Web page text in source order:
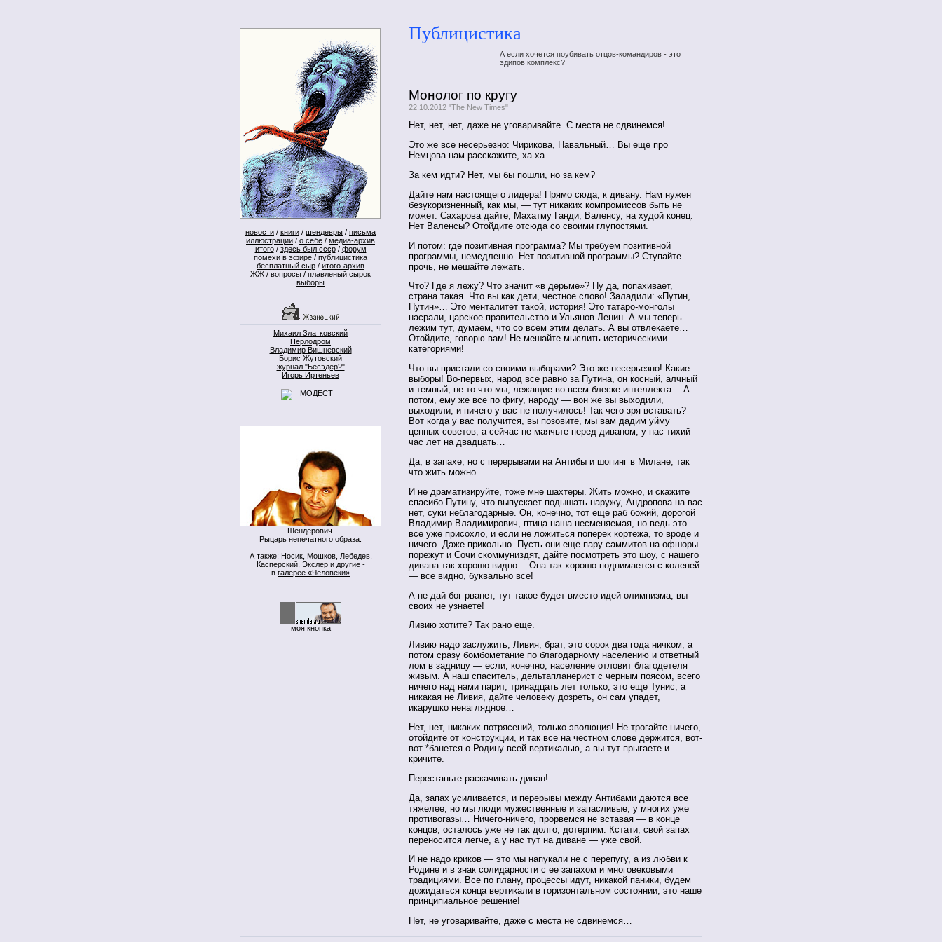
новости / книги / шендевры / письма
иллюстрации / о себе / медиа-архив
итого/ здесь был ссср/ форум
помехи в эфире / публицистика
бесплатный сыр / итого-архив
ЖЖ / вопросы / плавленый сырок
выборы
Михаил Златковский
Перлодром
Владимир Вишневский
Борис Жутовский
журнал "Бесэдер?"
Игорь Иртеньев
Шендерович.
Рыцарь непечатного образа.
А также: Носик, Мошков, Лебедев,
Касперский, Экслер и другие -
в галерее «Человеки»
моя кнопка
Публицистика
А если хочется поубивать отцов-командиров - это
эдипов комплекс?
Монолог по кругу
22.10.2012 "The New Times"
Нет, нет, нет, даже не уговаривайте. С места не сдвинемся!
Это же все несерьезно: Чирикова, Навальный… Вы еще про
Немцова нам расскажите, ха-ха.
За кем идти? Нет, мы бы пошли, но за кем?
Дайте нам настоящего лидера! Прямо сюда, к дивану. Нам нужен
безукоризненный, как мы, — тут никаких компромиссов быть не
может. Сахарова дайте, Махатму Ганди, Валенсу, на худой конец.
Нет Валенсы? Отойдите отсюда со своими глупостями.
И потом: где позитивная программа? Мы требуем позитивной
программы, немедленно. Нет позитивной программы? Ступайте
прочь, не мешайте лежать.
Что? Где я лежу? Что значит «в дерьме»? Ну да, попахивает,
страна такая. Что вы как дети, честное слово! Заладили: «Путин,
Путин»… Это менталитет такой, история! Это татаро-монголы
насрали, царское правительство и Ульянов-Ленин. А мы теперь
лежим тут, думаем, что со всем этим делать. А вы отвлекаете…
Отойдите, говорю вам! Не мешайте мыслить историческими
категориями!
Что вы пристали со своими выборами? Это же несерьезно! Какие
выборы! Во-первых, народ все равно за Путина, он косный, алчный
и темный, не то что мы, лежащие во всем блеске интеллекта… А
потом, ему же все по фигу, народу — вон же вы выходили,
выходили, и ничего у вас не получилось! Так чего зря вставать?
Вот когда у вас получится, вы позовите, мы вам дадим уйму
ценных советов, а сейчас не маячьте перед диваном, у нас тихий
час лет на двадцать…
Да, в запахе, но с перерывами на Антибы и шопинг в Милане, так
что жить можно.
И не драматизируйте, тоже мне шахтеры. Жить можно, и скажите
спасибо Путину, что выпускает подышать наружу, Андропова на вас
нет, суки неблагодарные. Он, конечно, тот еще раб божий, дорогой
Владимир Владимирович, птица наша несменяемая, но ведь это
все уже присохло, и если не ложиться поперек кортежа, то вроде и
ничего. Даже прикольно. Пусть они еще пару саммитов на офшоры
порежут и Сочи скоммуниздят, дайте посмотреть это шоу, с нашего
дивана так хорошо видно… Она так хорошо поднимается с коленей
— все видно, буквально все!
А не дай бог рванет, тут такое будет вместо идей олимпизма, вы
своих не узнаете!
Ливию хотите? Так рано еще.
Ливию надо заслужить, Ливия, брат, это сорок два года ничком, а
потом сразу бомбометание по благодарному населению и ответный
лом в задницу — если, конечно, население отловит благодетеля
живым. А наш спаситель, дельтапланерист с черным поясом, всего
ничего над нами парит, тринадцать лет только, это еще Тунис, а
никакая не Ливия, дайте человеку дозреть, он сам упадет,
икарушко ненаглядное…
Нет, нет, никаких потрясений, только эволюция! Не трогайте ничего,
отойдите от конструкции, и так все на честном слове держится, вот-
вот *банется о Родину всей вертикалью, а вы тут прыгаете и
кричите.
Перестаньте раскачивать диван!
Да, запах усиливается, и перерывы между Антибами даются все
тяжелее, но мы люди мужественные и запасливые, у многих уже
противогазы… Ничего-ничего, прорвемся не вставая — в конце
концов, осталось уже не так долго, дотерпим. Кстати, свой запах
переносится легче, а у нас тут на диване — уже свой.
И не надо криков — это мы напукали не с перепугу, а из любви к
Родине и в знак солидарности с ее запахом и многовековыми
традициями. Все по плану, процессы идут, никакой паники, будем
дожидаться конца вертикали в горизонтальном состоянии, это наше
принципиальное решение!
Нет, не уговаривайте, даже с места не сдвинемся…